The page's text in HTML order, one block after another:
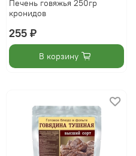
Печень говяжья 250гр
кронидов
255 ₽
В корзину